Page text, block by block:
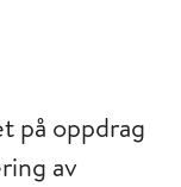
på oppdrag
av